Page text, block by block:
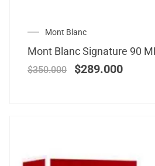
Mont Blanc
Mont Blanc Signature 90
$350.000 $289.000